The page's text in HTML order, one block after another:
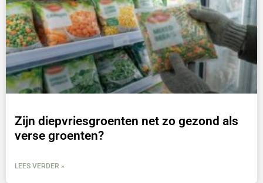
Zijn diepvriesgroenten net zo gezond als
verse groenten?
LEES VERDER »